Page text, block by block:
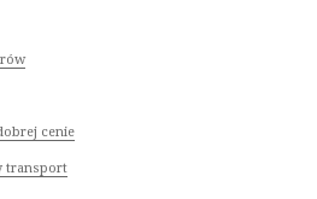
cenie
transport